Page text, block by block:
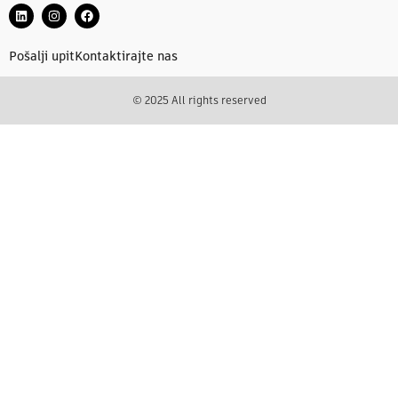
Pošalji upit Kontaktirajte nas
© 2025 All rights reserved